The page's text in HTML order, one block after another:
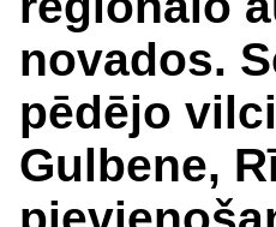
novados.
pēdējo
Gulbene,